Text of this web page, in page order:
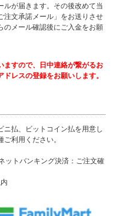
の簡単なものでOK)が必要になりま
きます。
ただいた方のみご利用できます。
ルが届きます。その後改めて当
注文承諾メール」をお送りさせ
のメール確認後にご入金をお願
すので、日中連絡が繋がるお
レスの登録をお願いします。
払、ビットコイン払を用意し
利用ください。
ットバンキング決済：ご注文確